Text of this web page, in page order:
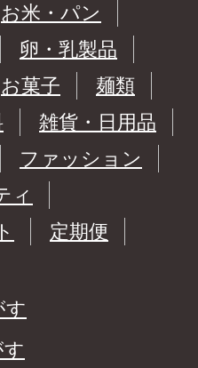
お米・パン
卵・乳製品
お菓子
麺類
雑貨・日用品
ファッション
ィ
定期便
す